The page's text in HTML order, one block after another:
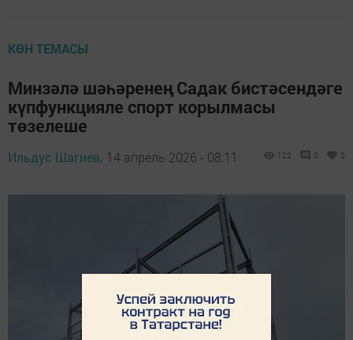
КӨН ТЕМАСЫ
Минзәлә шәһәренең Садак бистәсендәге
күпфункцияле спорт корылмасы
төзелеше
Ильдус Шагиев, 14 апрель 2026 - 08:11 122 0 0